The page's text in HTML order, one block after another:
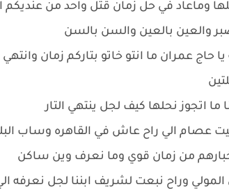
وماعاد في حل زمان قتل واحد من عنديكم
والعين بالعين والسن بالسن
حاج عمران ما انتو خاتو بتاركم زمان
اتجوز نحلها كيف لجل ينتهي التار
عصام الي راح عاش في القاهره وساب
من زمان قوي وما نعرف وين ساكن
المولي وراح نبعت لشريف ابننا لجل نعرفه